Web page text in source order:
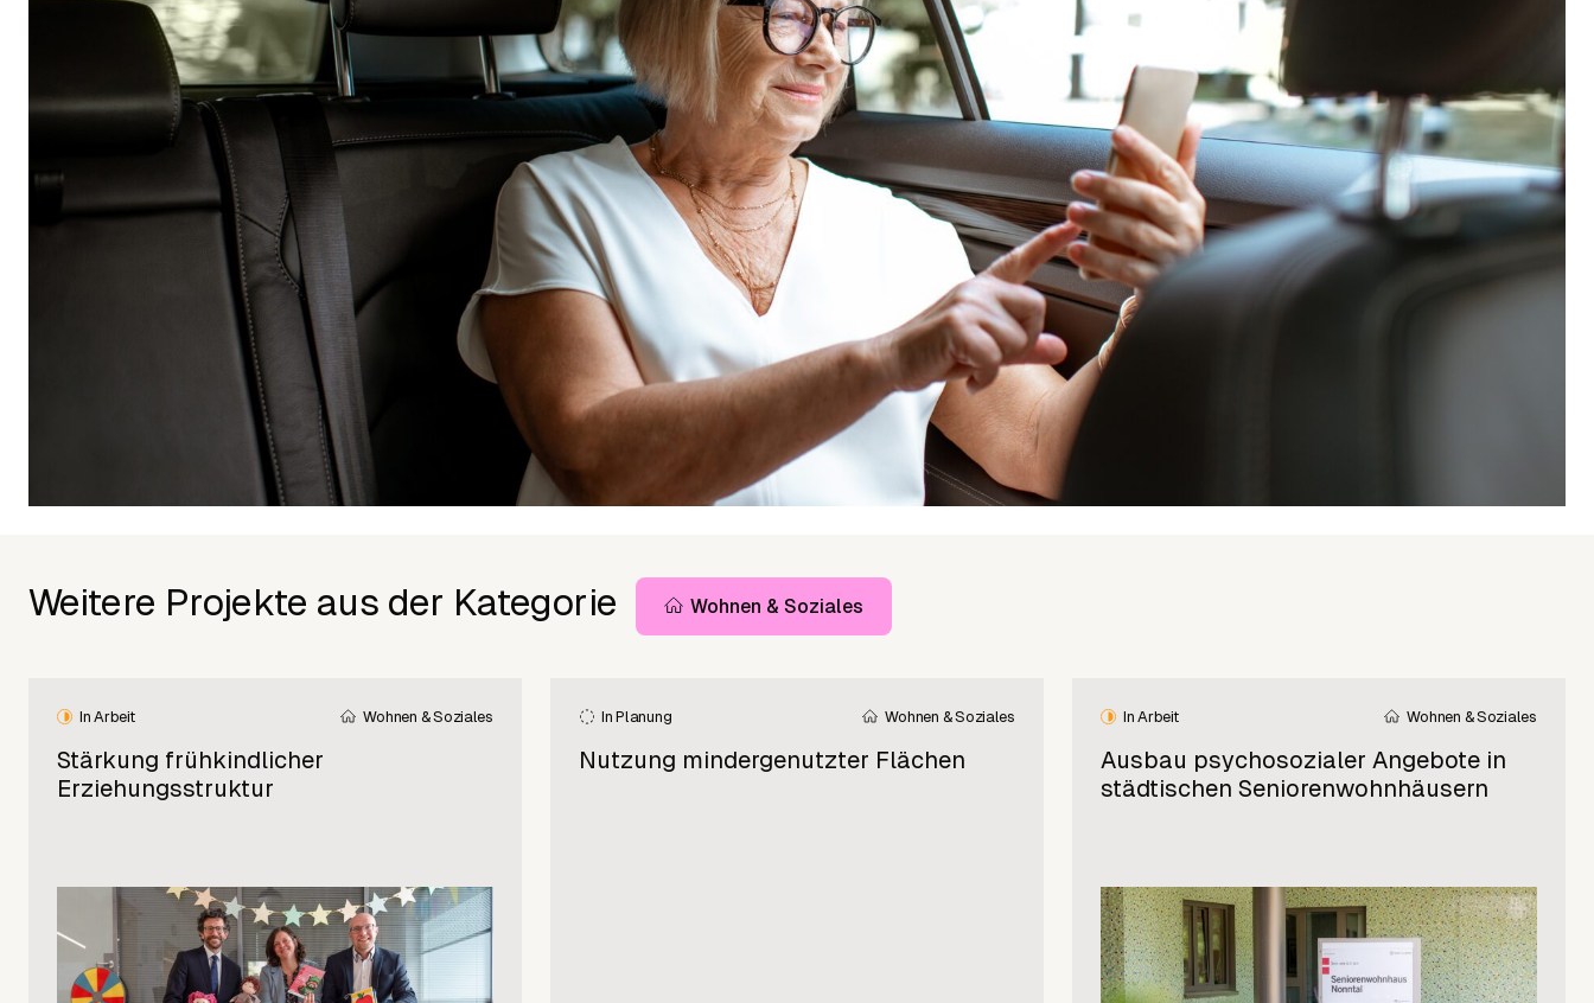
Weitere Projekte aus der Kategorie Wohnen & Soziales
In Arbeit Wohnen & Soziales
Stärkung frühkindlicher
Erziehungsstruktur
In Planung Wohnen & Soziales
Nutzung mindergenutzter Flächen
In Arbeit Wohnen & Soziales
Ausbau psychosozialer Angebote in
städtischen Seniorenwohnhäusern